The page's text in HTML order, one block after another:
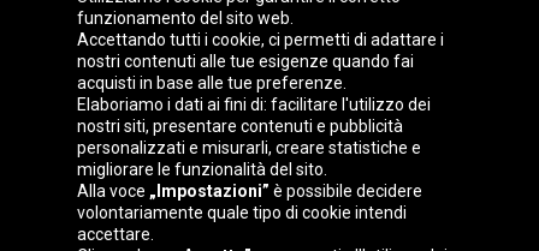
Gruppo Oponeo
Belgique
Česká
republika
Deutschland Éire
España
funzionamento del sito web.
Accettando tutti i cookie, ci permetti di adattare i
nostri contenuti alle tue esigenze quando fai
acquisti in base alle tue preferenze.
Elaboriamo i dati ai fini di: facilitare l'utilizzo dei
nostri siti, presentare contenuti e pubblicità
personalizzati e misurarli, creare statistiche e
migliorare le funzionalità del sito.
Alla voce „Impostazioni” è possibile decidere
volontariamente quale tipo di cookie intendi
accettare.